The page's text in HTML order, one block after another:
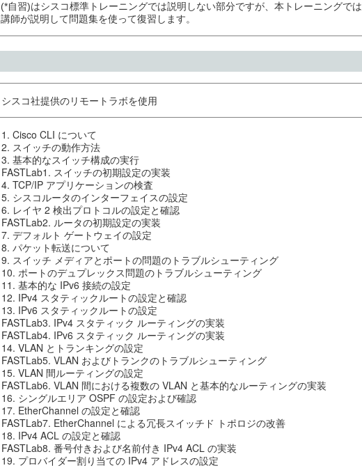
(*自習)はシスコ標準トレーニングでは説明しない部分ですが、本トレーニングでは
講師が説明して問題集を使って復習します。
シスコ社提供のリモートラボを使用
1. Cisco CLI について
2. スイッチの動作方法
3. 基本的なスイッチ構成の実行
FASTLab1. スイッチの初期設定の実装
4. TCP/IP アプリケーションの検査
5. シスコルータのインターフェイスの設定
6. レイヤ 2 検出プロトコルの設定と確認
FASTLab2. ルータの初期設定の実装
7. デフォルト ゲートウェイの設定
8. パケット転送について
9. スイッチ メディアとポートの問題のトラブルシューティング
10. ポートのデュプレックス問題のトラブルシューティング
11. 基本的な IPv6 接続の設定
12. IPv4 スタティックルートの設定と確認
13. IPv6 スタティックルートの設定
FASTLab3. IPv4 スタティック ルーティングの実装
FASTLab4. IPv6 スタティック ルーティングの実装
14. VLAN とトランキングの設定
FASTLab5. VLAN およびトランクのトラブルシューティング
15. VLAN 間ルーティングの設定
FASTLab6. VLAN 間における複数の VLAN と基本的なルーティングの実装
16. シングルエリア OSPF の設定および確認
17. EtherChannel の設定と確認
FASTLab7. EtherChannel による冗長スイッチド トポロジの改善
18. IPv4 ACL の設定と確認
FASTLab8. 番号付きおよび名前付き IPv4 ACL の実装
19. プロバイダー割り当ての IPv4 アドレスの設定